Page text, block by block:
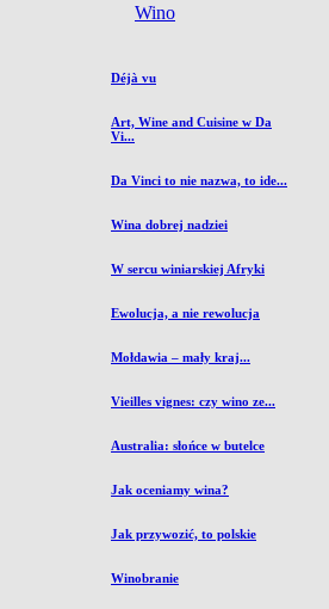
Wino
Déjà vu
Art, Wine and Cuisine w Da
Vi...
Da Vinci to nie nazwa, to ide...
Wina dobrej nadziei
W sercu winiarskiej Afryki
Ewolucja, a nie rewolucja
Mołdawia – mały kraj...
Vieilles vignes: czy wino ze...
Australia: słońce w butelce
Jak oceniamy wina?
Jak przywozić, to polskie
Winobranie